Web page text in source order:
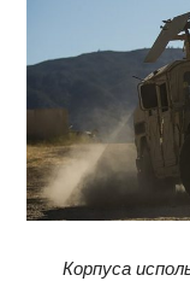
Корпуса